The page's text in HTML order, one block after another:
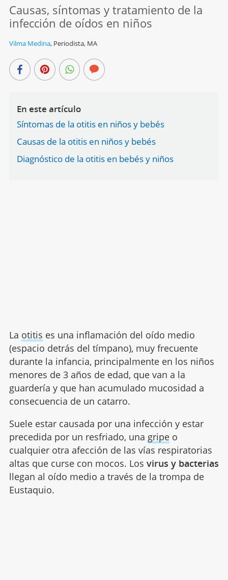
Causas, síntomas y tratamiento de la
infección de oídos en niños
Vilma Medina, Periodista, MA
En este artículo
Síntomas de la otitis en niños y bebés
Causas de la otitis en niños y bebés
Diagnóstico de la otitis en bebés y niños
La otitis es una inflamación del oído medio
(espacio detrás del tímpano), muy frecuente
durante la infancia, principalmente en los niños
menores de 3 años de edad, que van a la
guardería y que han acumulado mucosidad a
consecuencia de un catarro.
Suele estar causada por una infección y estar
precedida por un resfriado, una gripeo
cualquier otra afección de las vías respiratorias
altas que curse con mocos. Los virus y bacterias
llegan al oído medio a través de la trompa de
Eustaquio.